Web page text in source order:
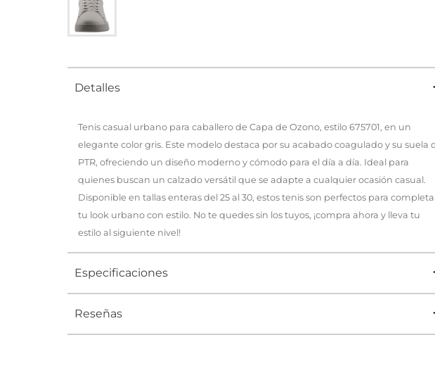
Detalles
Tenis casual urbano para caballero de Capa de Ozono, estilo 675701, en un
elegante color gris. Este modelo destaca por su acabado coagulado y su suela
PTR, ofreciendo un diseño moderno y cómodo para el día a día. Ideal para
quienes buscan un calzado versátil que se adapte a cualquier ocasión casual.
Disponible en tallas enteras del 25 al 30, estos tenis son perfectos para
tu look urbano con estilo. No te quedes sin los tuyos, ¡compra ahora y lleva tu
estilo al siguiente nivel!
Especificaciones
Tipo
Reseñas